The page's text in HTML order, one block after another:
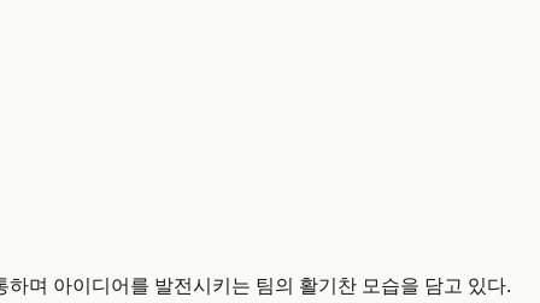
며 아이디어를 발전시키는 팀의 활기찬 모습을 담고 있다.